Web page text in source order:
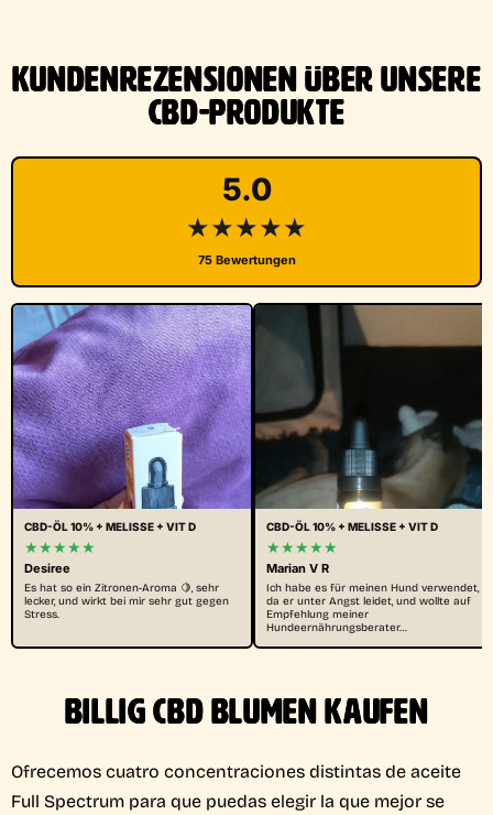
KUNDENREZENSIONEN ÜBER UNSERE
CBD-PRODUKTE
5.0
★★★★★
75 Bewertungen
CBD-ÖL 10% + MELISSE + VIT D
★★★★★
Desiree
Es hat so ein Zitronen-Aroma 🍋, sehr
lecker, und wirkt bei mir sehr gut gegen
Stress.
CBD-ÖL 10% + MELISSE + VIT D
★★★★★
Marian V R
Ich habe es für meinen Hund verwendet,
da er unter Angst leidet, und wollte auf
Empfehlung meiner
Hundeernährungsberater…
BILLIG CBD BLUMEN KAUFEN
Ofrecemos cuatro concentraciones distintas de aceite
Full Spectrum para que puedas elegir la que mejor se